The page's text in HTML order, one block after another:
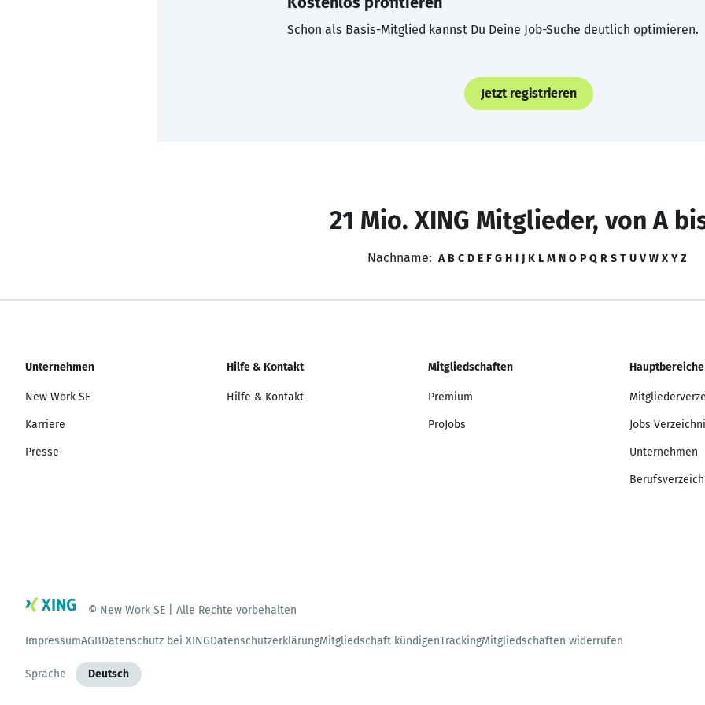
Schon als Basis-Mitglied kannst Du Deine Job-Suche deutlich optimieren.
Jetzt registrieren
21 Mio. XING Mitglieder, von A
Nachname: A B C D E F G H I J K L M N O P Q R S T U V W X Y Z
Unternehmen
New Work SE
Karriere
Presse
Hilfe & Kontakt
Hilfe & Kontakt
Mitgliedschaften
Premium
ProJobs
Hauptbereiche
Jobs
Unternehmen
© New Work SE | Alle Rechte vorbehalten
ImpressumAGBDatenschutz bei XINGDatenschutzerklärungMitgliedschaft kündigenTrackingMitgliedschaften widerrufen
Sprache Deutsch